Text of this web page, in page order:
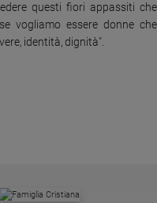
questi fiori appassiti che
vogliamo essere donne che
identità, dignità".